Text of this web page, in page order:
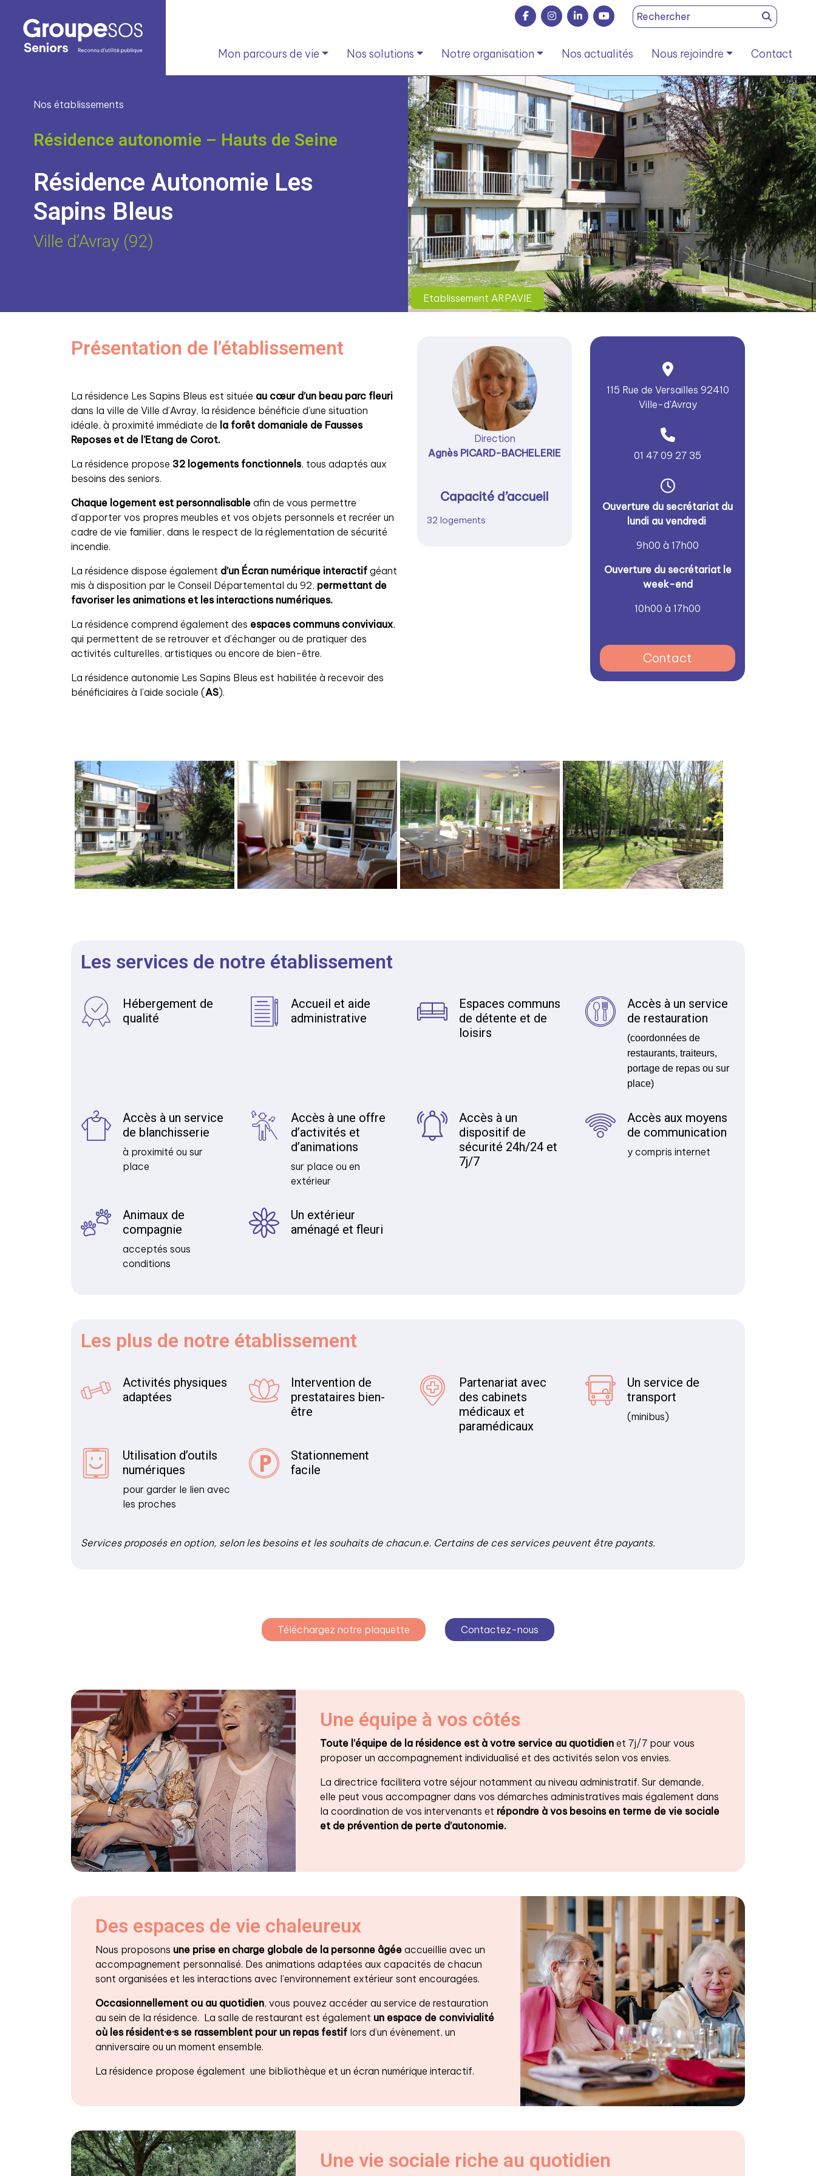
Search
for:
Mon parcours de vie Nos solutions Notre organisation Nos actualités Nous rejoindre Contact
Nos établissements
Résidence autonomie – Hauts de Seine
Résidence Autonomie Les
Sapins Bleus
Ville d’Avray (92)
Etablissement ARPAVIE
Présentation de l’établissement
La résidence Les Sapins Bleus est située au cœur d’un beau parc fleuri
dans la ville de Ville d’Avray, la résidence bénéficie d’une situation
idéale, à proximité immédiate de la forêt domaniale de Fausses
Reposes et de l’Etang de Corot.
La résidence propose 32 logements fonctionnels, tous adaptés aux
besoins des seniors.
Chaque logement est personnalisable afin de vous permettre
d’apporter vos propres meubles et vos objets personnels et recréer un
cadre de vie familier, dans le respect de la réglementation de sécurité
incendie.
La résidence dispose également d’un Écran numérique interactif géant
mis à disposition par le Conseil Départemental du 92, permettant de
favoriser les animations et les interactions numériques.
La résidence comprend également des espaces communs conviviaux,
qui permettent de se retrouver et d’échanger ou de pratiquer des
activités culturelles, artistiques ou encore de bien-être.
La résidence autonomie Les Sapins Bleus est habilitée à recevoir des
bénéficiaires à l’aide sociale (AS).
Direction
Agnès PICARD-BACHELERIE
Capacité d’accueil
32 logements
115 Rue de Versailles 92410
Ville-d'Avray
01 47 09 27 35
Ouverture du secrétariat du
lundi au vendredi
9h00 à 17h00
Ouverture du secrétariat le
week-end
10h00 à 17h00
Contact
Les services de notre établissement
Hébergement de
qualité
Accueil et aide
administrative
Espaces communs
de détente et de
loisirs
Accès à un service
de restauration
(coordonnées de
restaurants, traiteurs,
portage de repas ou sur
place)
Accès à un service
de blanchisserie
à proximité ou sur
place
Accès à une offre
d’activités et
d’animations
sur place ou en
extérieur
Accès à un
dispositif de
sécurité 24h/24 et
7j/7
Accès aux moyens
de communication
y compris internet
Animaux de
compagnie
acceptés sous
conditions
Un extérieur
aménagé et fleuri
Les plus de notre établissement
Activités physiques
adaptées
Intervention de
prestataires bien-
être
Partenariat avec
des cabinets
médicaux et
paramédicaux
Un service de
transport
(minibus)
Utilisation d’outils
numériques
pour garder le lien avec
les proches
Stationnement
facile
Services proposés en option, selon les besoins et les souhaits de chacun.e. Certains de ces services peuvent être payants.
Téléchargez notre plaquette Contactez-nous
Une équipe à vos côtés
Toute l’équipe de la résidence est à votre service au quotidien et 7j/7 pour vous
proposer un accompagnement individualisé et des activités selon vos envies.
La directrice facilitera votre séjour notamment au niveau administratif. Sur demande,
elle peut vous accompagner dans vos démarches administratives mais également dans
la coordination de vos intervenants et répondre à vos besoins en terme de vie sociale
et de prévention de perte d’autonomie.
Des espaces de vie chaleureux
Nous proposons une prise en charge globale de la personne âgée accueillie avec un
accompagnement personnalisé. Des animations adaptées aux capacités de chacun
sont organisées et les interactions avec l’environnement extérieur sont encouragées.
Occasionnellement ou au quotidien, vous pouvez accéder au service de restauration
au sein de la résidence. La salle de restaurant est également un espace de convivialité
où les résident·e·s se rassemblent pour un repas festif lors d’un évènement, un
anniversaire ou un moment ensemble.
La résidence propose également une bibliothèque et un écran numérique interactif.
Une vie sociale riche au quotidien